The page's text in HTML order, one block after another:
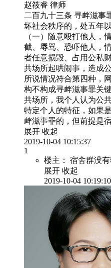
赵筱睿 律师
二百九十三条 寻衅滋事
坏社会秩序的，处五年
（一）随意殴打他人，
截、辱骂、恐吓他人，
者任意损毁、占用公私
共场所起哄闹事，造成
所说情况符合第四种，
构不构成寻衅滋事罪关
共场所，我个人认为公
特定个人的特征，如果
衅滋事罪的，但前提是
展开 收起
2019-10-04 10:15:37
1
楼主：
宿舍群没
展开 收起
2019-10-04 10:19:10